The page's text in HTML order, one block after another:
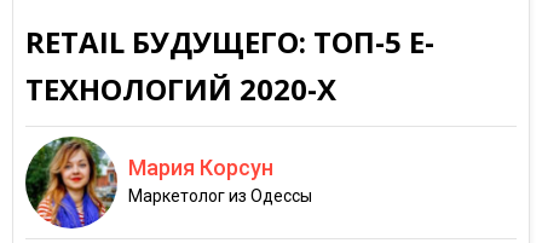
RETAIL БУДУЩЕГО: ТОП-5 Е-
ТЕХНОЛОГИЙ 2020-Х
Мария Корсун
Маркетолог из Одессы